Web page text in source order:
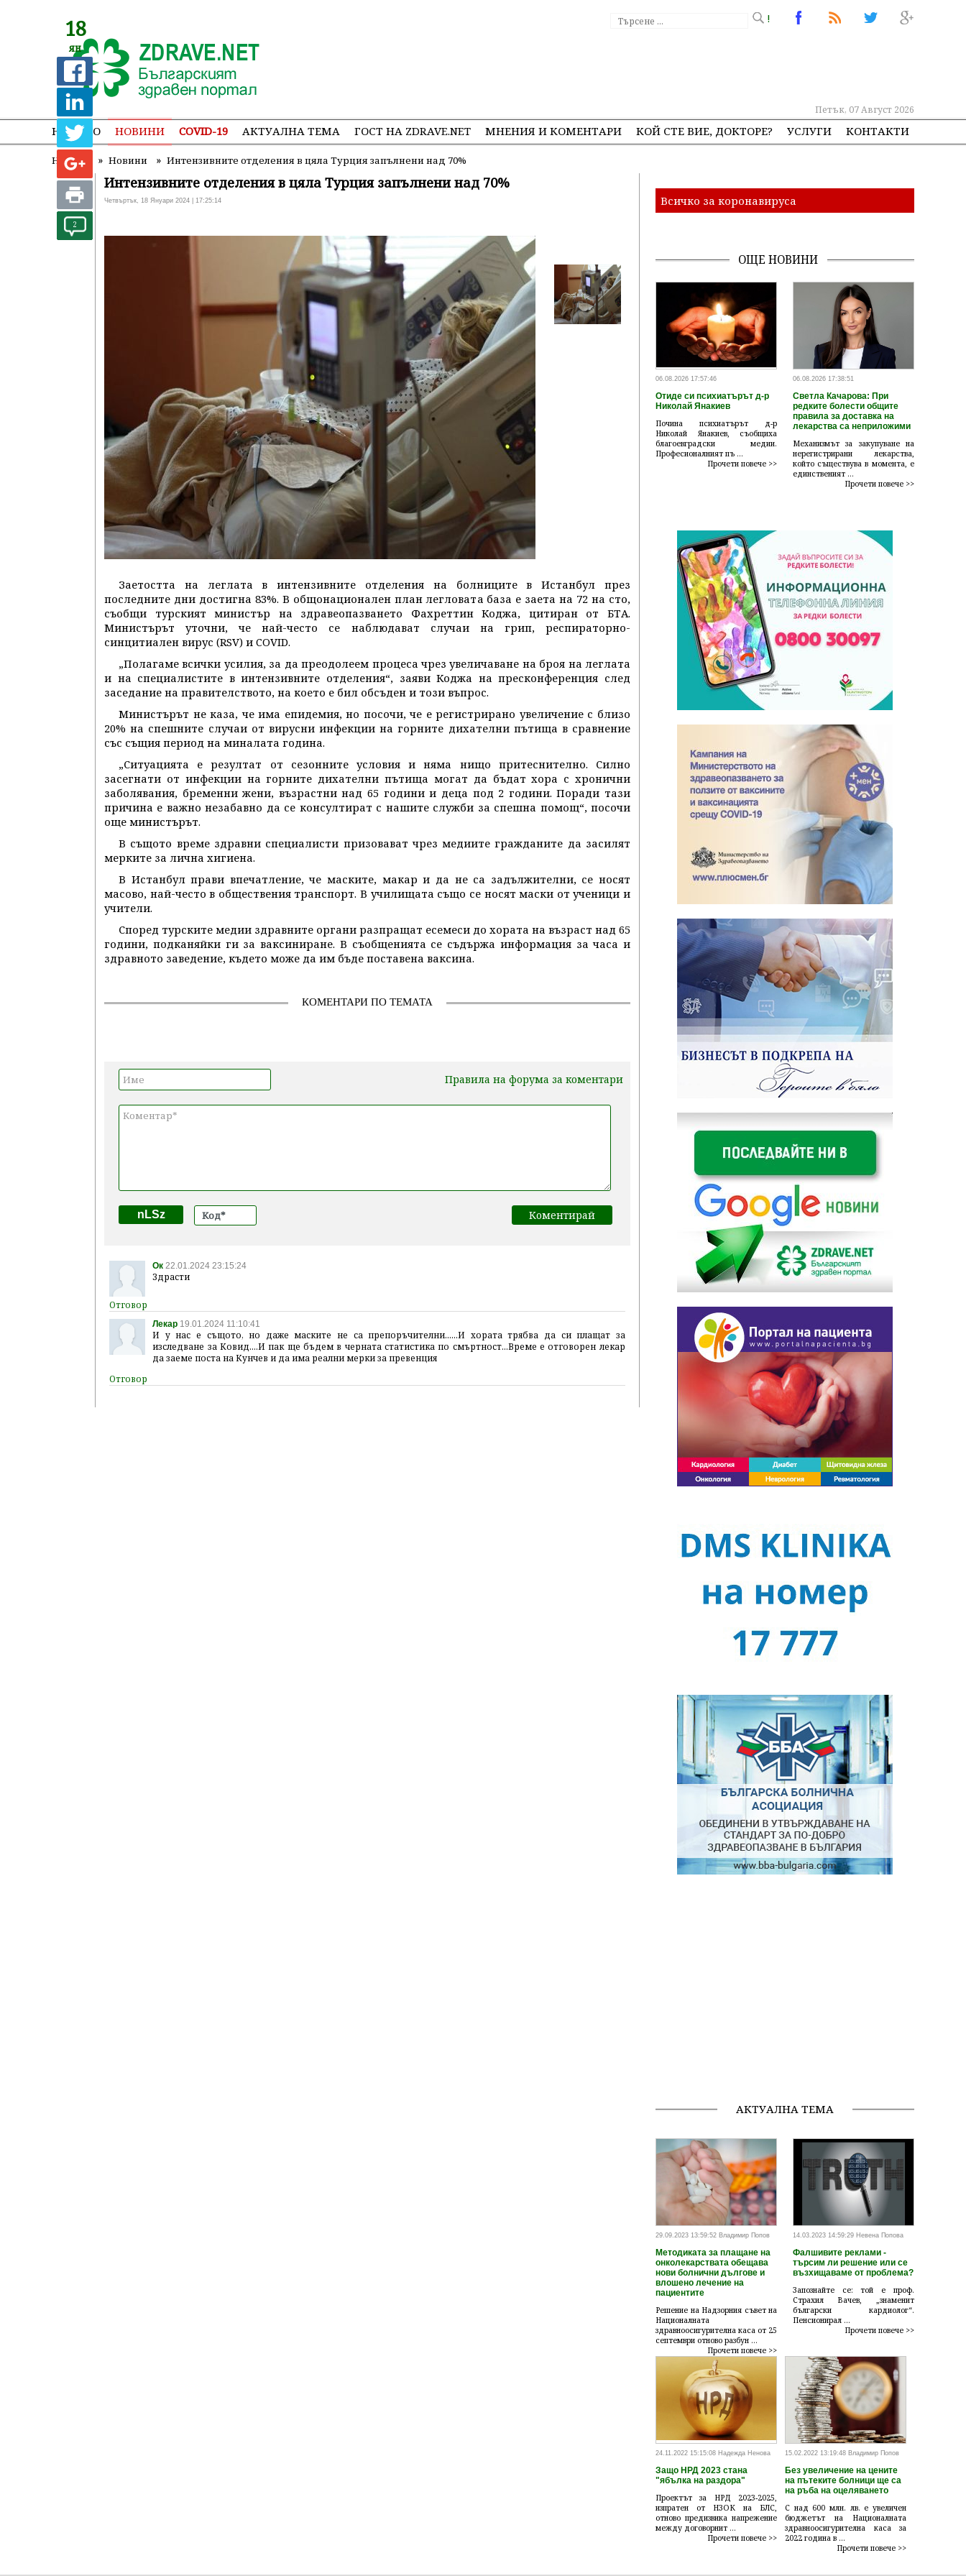
!
Петък, 07 Август 2026
НАЧАЛО НОВИНИ COVID-19 АКТУАЛНА ТЕМА ГОСТ НА ZDRAVE.NET МНЕНИЯ И КОМЕНТАРИ КОЙ СТЕ ВИЕ, ДОКТОРЕ? УСЛУГИ КОНТАКТИ
Начало » Новини » Интензивните отделения в цяла Турция запълнени над 70%
18
ян
2
Интензивните отделения в цяла Турция запълнени над 70%
Четвъртък, 18 Януари 2024 | 17:25:14
Заетостта на леглата в интензивните отделения на болниците в Истанбул през
последните дни достигна 83%. В общонационален план легловата база е заета на 72 на сто,
съобщи турският министър на здравеопазването Фахреттин Коджа, цитиран от БТА.
Министърът уточни, че най-често се наблюдават случаи на грип, респираторно-
синцитиален вирус (RSV) и COVID.
„Полагаме всички усилия, за да преодолеем процеса чрез увеличаване на броя на леглата
и на специалистите в интензивните отделения“, заяви Коджа на пресконференция след
заседание на правителството, на което е бил обсъден и този въпрос.
Министърът не каза, че има епидемия, но посочи, че е регистрирано увеличение с близо
20% на спешните случаи от вирусни инфекции на горните дихателни пътища в сравнение
със същия период на миналата година.
„Ситуацията е резултат от сезонните условия и няма нищо притеснително. Силно
засегнати от инфекции на горните дихателни пътища могат да бъдат хора с хронични
заболявания, бременни жени, възрастни над 65 години и деца под 2 години. Поради тази
причина е важно незабавно да се консултират с нашите служби за спешна помощ“, посочи
още министърът.
В същото време здравни специалисти призовават чрез медиите гражданите да засилят
мерките за лична хигиена.
В Истанбул прави впечатление, че маските, макар и да не са задължителни, се носят
масово, най-често в обществения транспорт. В училищата също се носят маски от ученици и
учители.
Според турските медии здравните органи разпращат есемеси до хората на възраст над 65
години, подканяйки ги за ваксиниране. В съобщенията се съдържа информация за часа и
здравното заведение, където може да им бъде поставена ваксина.
КОМЕНТАРИ ПО ТЕМАТА
Правила на форума за коментари
nLSz
Ок22.01.2024 23:15:24
Здрасти
Лекар 19.01.2024 11:10:41
И у нас е същото, но даже маските не са препоръчителни......И хората трябва да си плащат за
изследване за Ковид....И пак ще бъдем в черната статистика по смъртност...Време е отговорен лекар
да заеме поста на Кунчев и да има реални мерки за превенция
Всичко за коронавируса
ОЩЕ НОВИНИ
06.08.2026 17:57:46
Отиде си психиатърът д-р
Николай Янакиев
Почина психиатърът д-р
Николай Янакиев, съобщиха
благоевградски медии.
Професионалният пъ ...
Прочети повече >>
06.08.2026 17:38:51
Светла Качарова: При
редките болести общите
правила за доставка на
лекарства са неприложими
Механизмът за закупуване на
нерегистрирани лекарства,
който съществува в момента, е
единственият ...
Прочети повече >>
АКТУАЛНА ТЕМА
29.09.2023 13:59:52 Владимир Попов
Методиката за плащане на
онколекарствата обещава
нови болнични дългове и
влошено лечение на
пациентите
Решение на Надзорния съвет на
Националната
здравноосигурителна каса от 25
септември отново разбун ...
Прочети повече >>
14.03.2023 14:59:29 Невена Попова
Фалшивите реклами -
търсим ли решение или се
възхищаваме от проблема?
Запознайте се: той е проф.
Страхил Вачев, „знаменит
български кардиолог“.
Пенсионирал ...
Прочети повече >>
24.11.2022 15:15:08 Надежда Ненова
Защо НРД 2023 стана
"ябълка на раздора"
Проектът за НРД 2023-2025,
изпратен от НЗОК на БЛС,
отново предизвика напрежение
между договорнит ...
Прочети повече >>
15.02.2022 13:19:48 Владимир Попов
Без увеличение на цените
на пътеките болници ще са
на ръба на оцеляването
С над 600 млн. лв. е увеличен
бюджетът на Националната
здравноосигурителна каса за
2022 година в ...
Прочети повече >>